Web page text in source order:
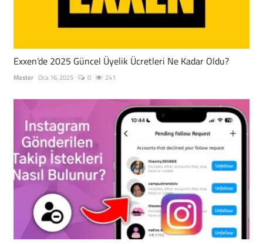
Exxen’de 2025 Güncel Üyelik Ücretleri Ne Kadar Oldu?
Master Oca 16, 2025 0 241